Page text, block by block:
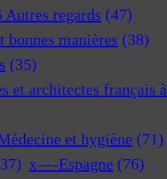
Autres regards (47)
bonnes manières (38)
(35)
et architectes français à
et hygiène (71)
x—-Espagne (76)